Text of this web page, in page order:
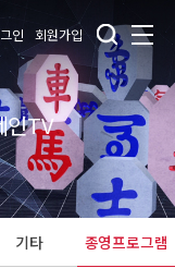
인 회원가입
인TV
기타 종영프로그램